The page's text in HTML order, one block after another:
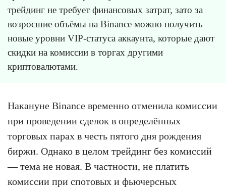
трейдинг не требует финансовых затрат, зато за
возросшие объёмы на Binance можно получить
новые уровни VIP-статуса аккаунта, которые дают
скидки на комиссии в торгах другими
криптовалютами.
Накануне Binance временно отменила комиссии
при проведении сделок в определённых
торговых парах в честь пятого дня рождения
биржи. Однако в целом трейдинг без комиссий
— тема не новая. В частности, не платить
комиссии при спотовых и фьючерсных